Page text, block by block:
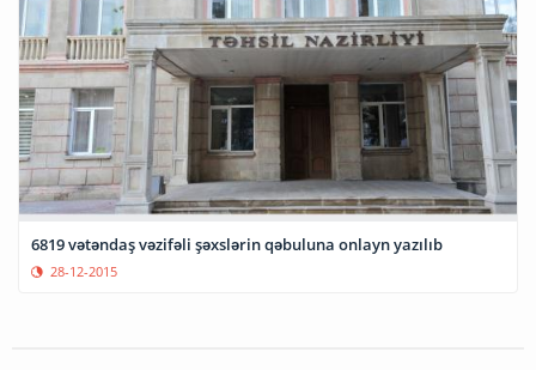
6819 vətəndaş vəzifəli şəxslərin qəbuluna onlayn yazılıb
28-12-2015